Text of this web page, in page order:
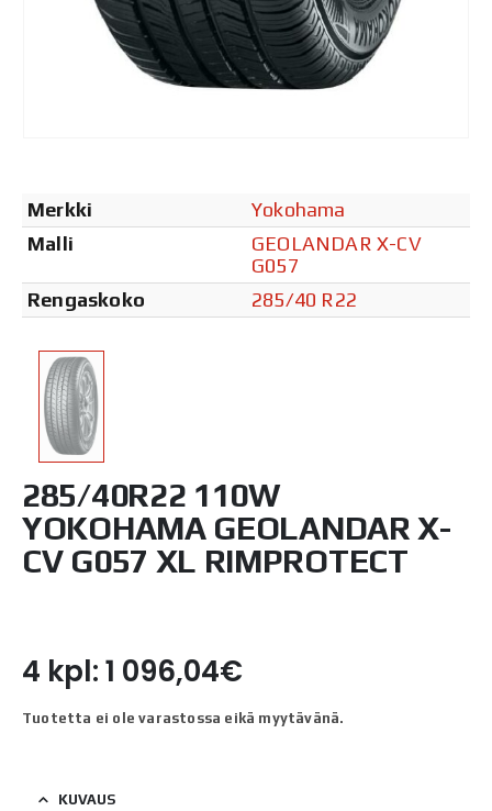
Merkki
Yokohama
Malli
GEOLANDAR X-CV
G057
Rengaskoko
285/40 R22
285/40R22 110W
YOKOHAMA GEOLANDAR X-
CV G057 XL RIMPROTECT
4 kpl: 1 096,04€
Tuotetta ei ole varastossa eikä myytävänä.
KUVAUS